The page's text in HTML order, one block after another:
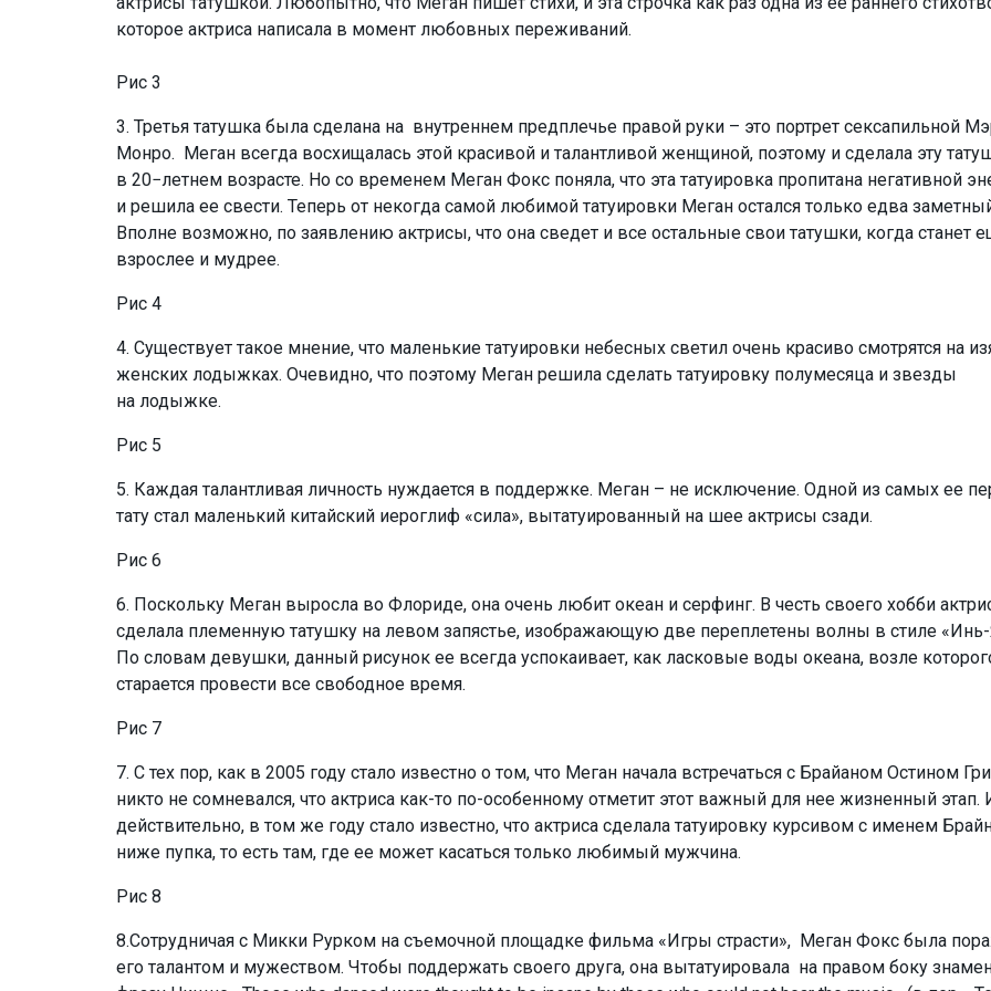
которое актриса написала в момент любовных переживаний.
Рис 3
3. Третья татушка была сделана на внутреннем предплечье правой руки – это портрет сексапильной
Монро. Меган всегда восхищалась этой красивой и талантливой женщиной, поэтому и сделала эту
в 20−летнем возрасте. Но со временем Меган Фокс поняла, что эта татуировка пропитана негативной
и решила ее свести. Теперь от некогда самой любимой татуировки Меган остался только едва
Вполне возможно, по заявлению актрисы, что она сведет и все остальные свои татушки, когда станет
взрослее и мудрее.
Рис 4
4. Существует такое мнение, что маленькие татуировки небесных светил очень красиво смотрятся на
женских лодыжках. Очевидно, что поэтому Меган решила сделать татуировку полумесяца и звезды
на лодыжке.
Рис 5
5. Каждая талантливая личность нуждается в поддержке. Меган – не исключение. Одной из самых ее
тату стал маленький китайский иероглиф «сила», вытатуированный на шее актрисы сзади.
Рис 6
6. Поскольку Меган выросла во Флориде, она очень любит океан и серфинг. В честь своего хобби
сделала племенную татушку на левом запястье, изображающую две переплетены волны в стиле
По словам девушки, данный рисунок ее всегда успокаивает, как ласковые воды океана, возле
старается провести все свободное время.
Рис 7
7. С тех пор, как в 2005 году стало известно о том, что Меган начала встречаться с Брайаном Остином
никто не сомневался, что актриса как-то по-особенному отметит этот важный для нее жизненный этап.
действительно, в том же году стало известно, что актриса сделала татуировку курсивом с именем
ниже пупка, то есть там, где ее может касаться только любимый мужчина.
Рис 8
8.Сотрудничая с Микки Рурком на съемочной площадке фильма «Игры страсти», Меган Фокс была
его талантом и мужеством. Чтобы поддержать своего друга, она вытатуировала на правом боку